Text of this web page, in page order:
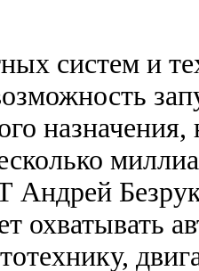
систем и
Андрей
охватывать